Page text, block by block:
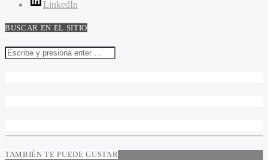
LinkedIn
BUSCAR EN EL SITIO
TAMBIÉN TE PUEDE GUSTAR